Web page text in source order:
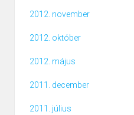
2012. november
2012. október
2012. május
2011. december
2011. július